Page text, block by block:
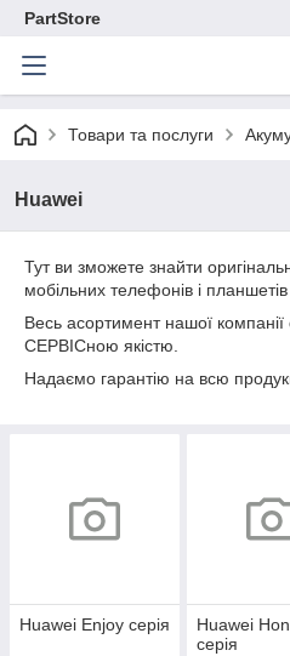
PartStore
Товари та послуги
Huawei
Тут ви зможете знайти
мобільних телефонів і
Весь асортимент нашої
СЕРВІСною якістю.
Надаємо гарантію на всю
Huawei Enjoy серія
Huawei
серія